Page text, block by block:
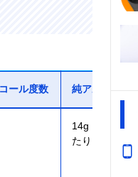
ール度数 純アルコール量
14g（350mlあ
たり）